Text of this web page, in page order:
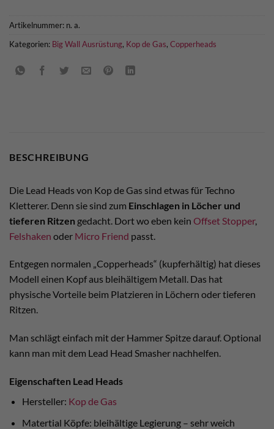
Artikelnummer: n. a.
Kategorien: Big Wall Ausrüstung, Kop de Gas, Copperheads
BESCHREIBUNG
Die Lead Heads von Kop de Gas sind etwas für Techno
Kletterer. Denn sie sind zum Einschlagen in Löcher und
tieferen Ritzen gedacht. Dort wo eben kein Offset Stopper,
Felshaken oder Micro Friend passt.
Entgegen normalen „Copperheads“ (kupferhältig) hat dieses
Modell einen Kopf aus bleihältigem Metall. Das hat
physische Vorteile beim Platzieren in Löchern oder tieferen
Ritzen.
Man schlägt einfach mit der Hammer Spitze darauf. Optional
kann man mit dem Lead Head Smasher nachhelfen.
Eigenschaften Lead Heads
Hersteller: Kop de Gas
Matertial Köpfe: bleihältige Legierung – sehr weich